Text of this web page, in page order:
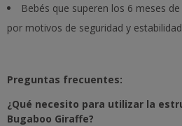
Bebés que superen los 6 meses
por motivos de seguridad y
Preguntas frecuentes:
¿Qué necesito para utilizar la
Bugaboo Giraffe?